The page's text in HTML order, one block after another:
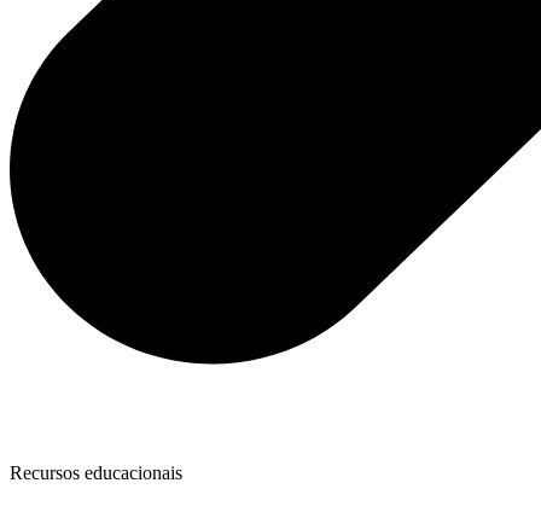
Recursos educacionais